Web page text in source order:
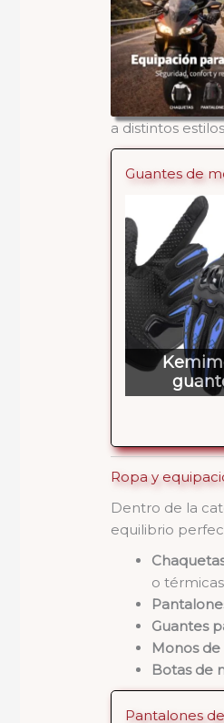
a distintos
Guantes de
Ropa y
Dentro de la
equilibrio
o
Guantes
Monos
Botas de
Pantalones